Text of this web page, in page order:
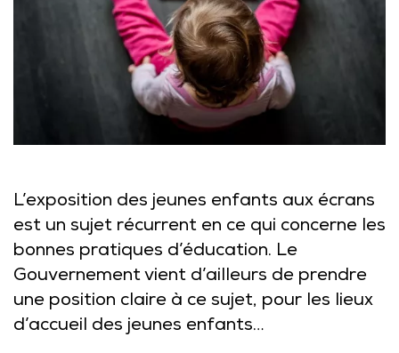
L’exposition des jeunes enfants aux écrans
est un sujet récurrent en ce qui concerne les
bonnes pratiques d’éducation. Le
Gouvernement vient d’ailleurs de prendre
une position claire à ce sujet, pour les lieux
d’accueil des jeunes enfants…